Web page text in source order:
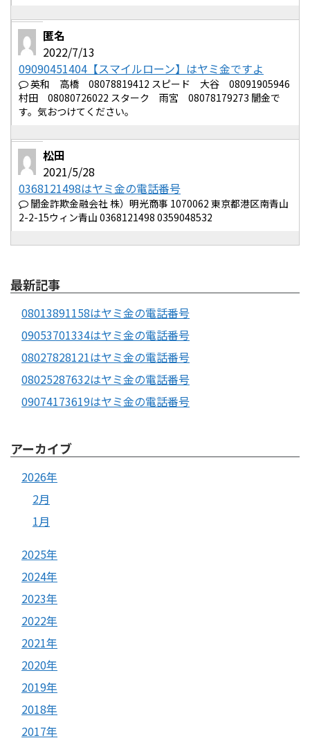
匿名
2022/7/13
09090451404【スマイルローン】はヤミ金ですよ
英和 高橋 08078819412 スピード 大谷 08091905946
村田 08080726022 スターク 雨宮 08078179273 闇金で
す。気おつけてください。
松田
2021/5/28
0368121498はヤミ金の電話番号
闇金詐欺金融会社 株）明光商事 1070062 東京都港区南青山
2-2-15ウィン青山 0368121498 0359048532
最新記事
08013891158はヤミ金の電話番号
09053701334はヤミ金の電話番号
08027828121はヤミ金の電話番号
08025287632はヤミ金の電話番号
09074173619はヤミ金の電話番号
アーカイブ
2026年
2月
1月
2025年
2024年
2023年
2022年
2021年
2020年
2019年
2018年
2017年